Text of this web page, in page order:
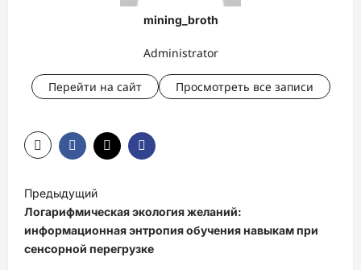
mining_broth
Administrator
Перейти на сайт Просмотреть все записи
Н
а
в
и
Предыдущий
Логарифмическая экология желаний:
информационная энтропия обучения навыкам при
сенсорной перегрузке